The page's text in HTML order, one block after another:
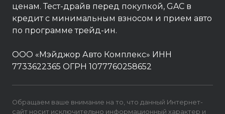
ценам. Тест-драйв перед покупкой, GAC в
кредит с минимальным взносом и прием авто
по программе трейд-ин.
ООО «Мэйджор Авто Комплекс» ИНН
7733622365 ОГРН 1077760258652
Обращаем ваше внимание на то, что данный Интернет-
сайт носит исключительно информационный характер и